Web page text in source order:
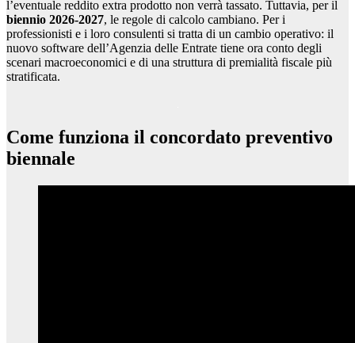
l’eventuale reddito extra prodotto non verrà tassato. Tuttavia, per il
biennio 2026-2027, le regole di calcolo cambiano. Per i
professionisti e i loro consulenti si tratta di un cambio operativo: il
nuovo software dell’Agenzia delle Entrate tiene ora conto degli
scenari macroeconomici e di una struttura di premialità fiscale più
stratificata.
Come funziona il concordato preventivo
biennale